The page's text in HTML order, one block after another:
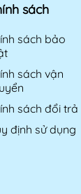
sách
sách bảo
sách vận
sách đổi trả
định sử dụng